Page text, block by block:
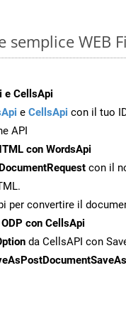
semplice WEB
e CellsApi
e CellsApi con il tuo
API
con WordsApi
con il
per convertire il
con CellsApi
da CellsAPI con